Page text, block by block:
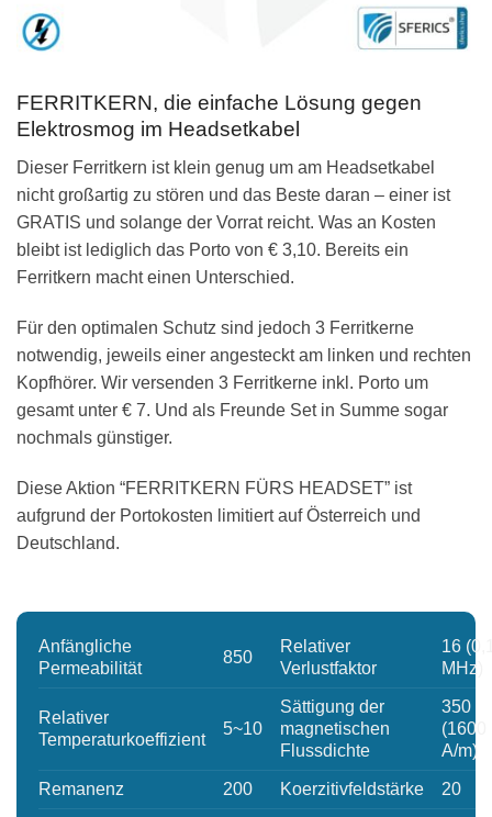
FERRITKERN, die einfache Lösung gegen
Elektrosmog im Headsetkabel
Dieser Ferritkern ist klein genug um am Headsetkabel
nicht großartig zu stören und das Beste daran – einer ist
GRATIS und solange der Vorrat reicht. Was an Kosten
bleibt ist lediglich das Porto von € 3,10. Bereits ein
Ferritkern macht einen Unterschied.
Für den optimalen Schutz sind jedoch 3 Ferritkerne
notwendig, jeweils einer angesteckt am linken und rechten
Kopfhörer. Wir versenden 3 Ferritkerne inkl. Porto um
gesamt unter € 7. Und als Freunde Set in Summe sogar
nochmals günstiger.
Diese Aktion “FERRITKERN FÜRS HEADSET” ist
aufgrund der Portokosten limitiert auf Österreich und
Deutschland.
Anfängliche
Permeabilität
850
Relativer
Verlustfaktor
16
MHz)
Relativer
Temperaturkoeffizient
5~10
Sättigung der
magnetischen
Flussdichte
350
(1600
A/m)
Remanenz 200 Koerzitivfeldstärke 20